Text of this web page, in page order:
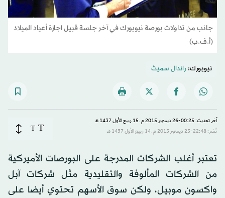
جانب من تداولات بورصة نيويورك في آخر جلسة قبيل اجازة أعياد الميلاد
(أ.ف.ب)
نيويورك:راندال سميث
آخر تحديث: 00:25-26 ديسمبر 2015 م ـ 15 ربيع الأول 1437 هـ
نُشر: 22:48-25 ديسمبر 2015 م ـ 14 ربيع الأول 1437 هـ
T
T
تعتبر أغلب الشركات المدرجة على البورصات الأميركية
من الشركات المألوفة والتقليدية مثل شركات آبل
واكسون موبيل، ولكن سوق الأسهم تحتوي أيضا على